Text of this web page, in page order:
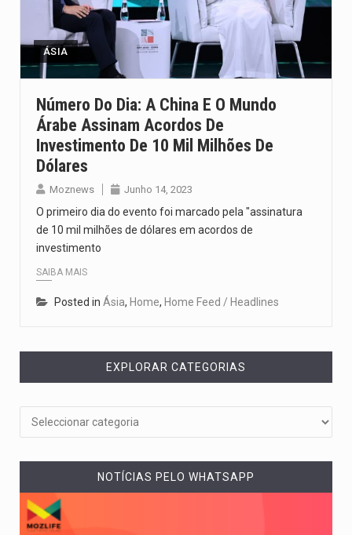
O pagamento marca o desfecho de um dos processos mais…
ÁSIA
Número Do Dia: A China E O Mundo
Árabe Assinam Acordos De
Investimento De 10 Mil Milhões De
Dólares
Moznews Junho 14, 2023
O primeiro dia do evento foi marcado pela "assinatura
de 10 mil milhões de dólares em acordos de
investimento
SAIBA MAIS
Posted in Ásia, Home, Home Feed / Headlines
EXPLORAR CATEGORIAS
NOTÍCIAS PELO WHATSAPP